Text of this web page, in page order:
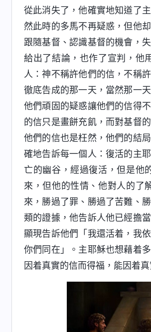
從此消失了，他確實地知道了
然此時的多馬不再疑惑，但他
跟隨基督、認識基督的機會，
給出了結論，也作了宣判，他
人：神不稱許他們的信，不稱
徹底告成的那一天，當然那一
他們頑固的疑惑讓他們的信得
的信只是畫餅充飢，而對基督
他們的信也是枉然，他們的結
確地告訴每一個人：復活的主
亡的幽谷，經過復活，但是他
來，但他的性情、他對人的了
來，勝過了罪、勝過了苦難、
類的證據，他告訴人他已經擔
顯現告訴他們「我還活着，我
你們同在」。主耶穌也想藉着
因着真實的信而得福，能因着